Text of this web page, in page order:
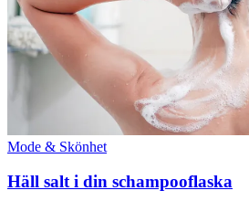
Mode & Skönhet
Häll salt i din schampooflaska